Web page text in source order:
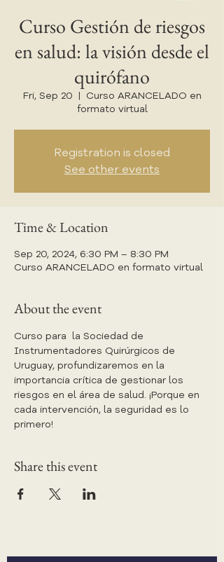
Curso Gestión de riesgos
en salud: la visión desde el
quirófano
Fri, Sep 20
  |
Curso ARANCELADO en
formato virtual
Registration is closed
See other events
Time & Location
Sep 20, 2024, 6:30 PM – 8:30 PM
Curso ARANCELADO en formato virtual
About the event
Curso para  la Sociedad de
Instrumentadores Quirúrgicos de
Uruguay, profundizaremos en la
importancia crítica de gestionar los
riesgos en el área de salud. ¡Porque en
cada intervención, la seguridad es lo
primero!
Share this event